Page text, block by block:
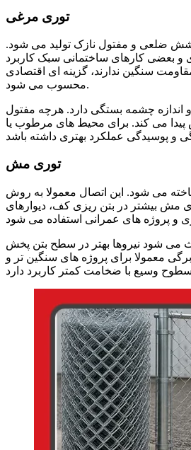
توری مرغی
شش ضلعی و مفتول نازک تولید می شود.
بعضی کارهای ساختمانی سبک کاربرد
سنگین ندارند، گزینه ای اقتصادی
محسوب می شود.
اندازه چشمه بستگی دارد. هرچه مفتول
پیدا می کند. برای محیط های مرطوب یا
توری مش
می شود. این اتصال معمولا به روش
مش بیشتر در بتن ریزی کف، دیوارهای
می شود نیروها بهتر در سطح بتن پخش
معمولا برای پروژه های سنگین تر و